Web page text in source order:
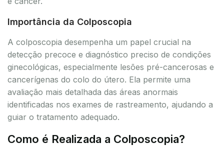
Importância da Colposcopia
A colposcopia desempenha um papel crucial na
detecção precoce e diagnóstico preciso de condições
ginecológicas, especialmente lesões pré-cancerosas e
cancerígenas do colo do útero. Ela permite uma
avaliação mais detalhada das áreas anormais
identificadas nos exames de rastreamento, ajudando a
guiar o tratamento adequado.
Como é Realizada a Colposcopia?